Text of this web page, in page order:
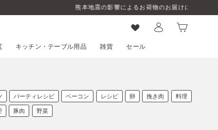
キッチン・テーブル用品 雑貨 セール
パーティレシピ ベーコン レシピ 卵 挽き肉 料理
豚肉 野菜